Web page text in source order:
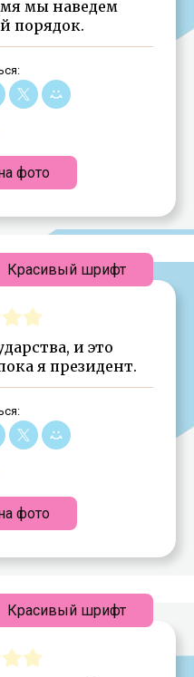
мы наведем
порядок.
фото
и это
я президент.
фото
Красивый шрифт
Красивый шрифт